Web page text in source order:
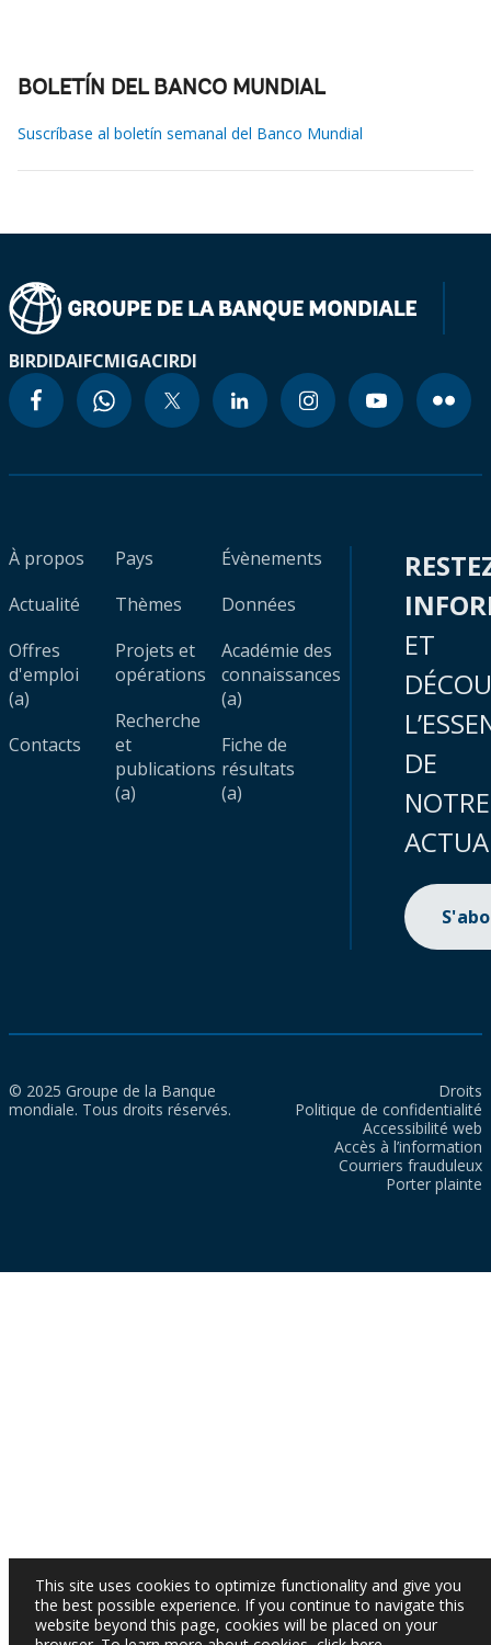
BOLETÍN DEL BANCO MUNDIAL
Suscríbase al boletín semanal del Banco Mundial
BIRDIDAIFCMIGACIRDI
À propos
Actualité
Offres
d'emploi
(a)
Contacts
Pays
Thèmes
Projets et
opérations
Recherche
et
publications
(a)
Évènements
Données
Académie des
connaissances
(a)
Fiche de
résultats
(a)
ET
DE
NOTRE
© 2025 Groupe de la Banque
mondiale. Tous droits réservés.
Droits
Politique de confidentialité
Accessibilité web
Accès à l’information
Courriers frauduleux
Porter plainte
This site uses cookies to optimize functionality and give you
the best possible experience. If you continue to navigate this
website beyond this page, cookies will be placed on your